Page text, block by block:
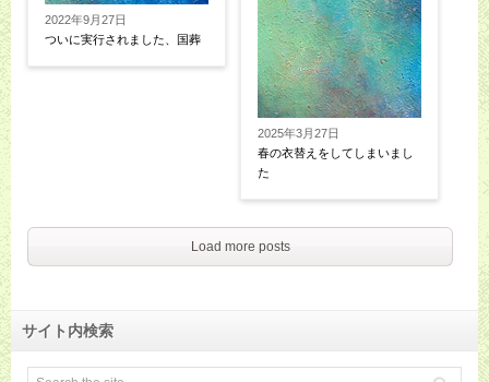
2022年9月27日
ついに実行されました、国葬
2025年3月27日
春の衣替えをしてしまいまし
た
Load more posts
サイト内検索